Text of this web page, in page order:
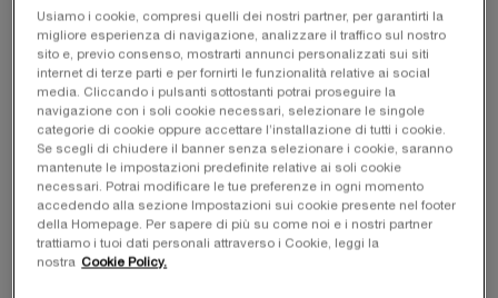
Ci sono due fattori principali che invecchiano la nostra pelle: i
nostri geni e l'ambiente in cui viviamo. Alcune donne potranno
quindi non usare un siero anti-età fino ai trent'anni inoltrati
addirittura fino ai quaranta mentre per altre sarà una
componente essenziale della cura del viso già a partire dai
vent'anni.
NON È MAI TROPPO TARDI PER
COMINCIARE AD UTILIZZARE
UN SIERO ANTIRUGHE
Usiamo i cookie, compresi quelli dei nostri partner, per garantirti la
migliore esperienza di navigazione, analizzare il traffico sul nostro
sito e, previo consenso, mostrarti annunci personalizzati sui siti
internet di terze parti e per fornirti le funzionalità relative ai social
media. Cliccando i pulsanti sottostanti potrai proseguire la
navigazione con i soli cookie necessari, selezionare le singole
categorie di cookie oppure accettare l’installazione di tutti i cookie.
Se scegli di chiudere il banner senza selezionare i cookie, saranno
mantenute le impostazioni predefinite relative ai soli cookie
necessari. Potrai modificare le tue preferenze in ogni momento
accedendo alla sezione Impostazioni sui cookie presente nel footer
della Homepage. Per sapere di più su come noi e i nostri partner
trattiamo i tuoi dati personali attraverso i Cookie, leggi la
nostra Cookie Policy.